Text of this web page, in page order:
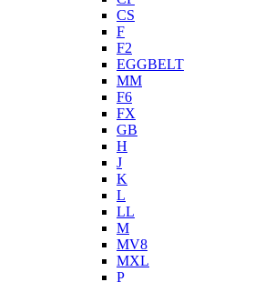
CS
F
F2
EGGBELT
MM
F6
FX
GB
H
J
K
L
LL
M
MV8
MXL
P